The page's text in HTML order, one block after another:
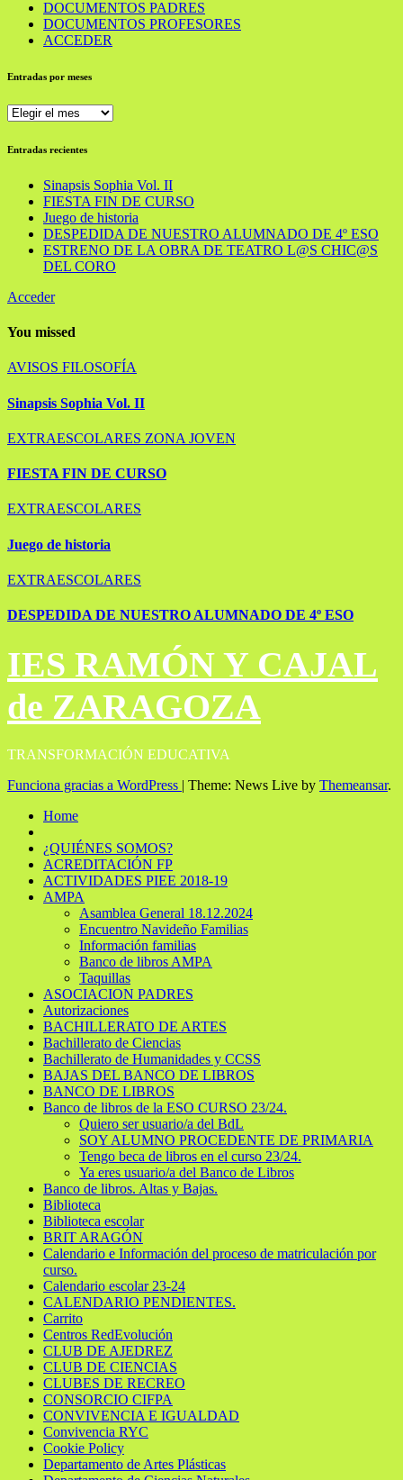
DOCUMENTOS PADRES
DOCUMENTOS PROFESORES
ACCEDER
Entradas por meses
Entradas
meses
Entradas recientes
Sinapsis Sophia Vol. II
FIESTA FIN DE CURSO
Juego de historia
DESPEDIDA DE NUESTRO ALUMNADO DE 4º ESO
ESTRENO DE LA OBRA DE TEATRO L@S CHIC@S
DEL CORO
Acceder
You missed
AVISOS FILOSOFÍA
Sinapsis Sophia Vol. II
EXTRAESCOLARES ZONA JOVEN
FIESTA FIN DE CURSO
EXTRAESCOLARES
Juego de historia
EXTRAESCOLARES
DESPEDIDA DE NUESTRO ALUMNADO DE 4º ESO
IES RAMÓN Y CAJAL
de ZARAGOZA
TRANSFORMACIÓN EDUCATIVA
Funciona gracias a WordPress | Theme: News Live by Themeansar.
Home
¿QUIÉNES SOMOS?
ACREDITACIÓN FP
ACTIVIDADES PIEE 2018-19
AMPA
Asamblea General 18.12.2024
Encuentro Navideño Familias
Información familias
Banco de libros AMPA
Taquillas
ASOCIACION PADRES
Autorizaciones
BACHILLERATO DE ARTES
Bachillerato de Ciencias
Bachillerato de Humanidades y CCSS
BAJAS DEL BANCO DE LIBROS
BANCO DE LIBROS
Banco de libros de la ESO CURSO 23/24.
Quiero ser usuario/a del BdL
SOY ALUMNO PROCEDENTE DE PRIMARIA
Tengo beca de libros en el curso 23/24.
Ya eres usuario/a del Banco de Libros
Banco de libros. Altas y Bajas.
Biblioteca
Biblioteca escolar
BRIT ARAGÓN
Calendario e Información del proceso de matriculación por
curso.
Calendario escolar 23-24
CALENDARIO PENDIENTES.
Carrito
Centros RedEvolución
CLUB DE AJEDREZ
CLUB DE CIENCIAS
CLUBES DE RECREO
CONSORCIO CIFPA
CONVIVENCIA E IGUALDAD
Convivencia RYC
Cookie Policy
Departamento de Artes Plásticas